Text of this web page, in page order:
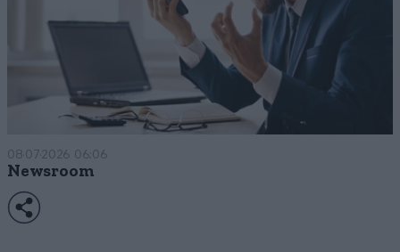
08·07·2026 06:06
Newsroom